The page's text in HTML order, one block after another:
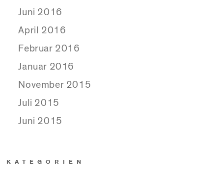
Juni 2016
April 2016
Februar 2016
Januar 2016
November 2015
Juli 2015
Juni 2015
KATEGORIEN